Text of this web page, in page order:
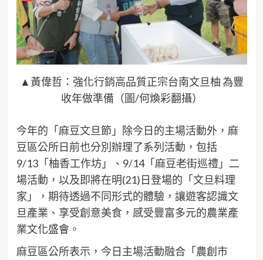
▲黃偉哲：強化行銷高品質正宗台南文旦柚 為豐
收年做準備（圖/何煥彩翻攝）
今年的「麻豆文旦節」除今日的主場活動外，麻
豆區公所日前也分別辦理了系列活動，包括
9/13「柚香工作坊」、9/14「麻豆老街巡禮」二
場活動，以及即將在明(21)日登場的「文旦料理
家」，期待透過不同形式的體驗，讓遊客認識文
旦產業、享受創意美食，感受豐富多元的農業產
業文化盛會。
麻豆區公所表示，今日主場活動融合「農創市